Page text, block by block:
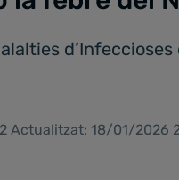
18/01/2026